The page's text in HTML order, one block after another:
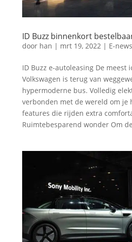
ID Buzz binnenkort
door han | mrt 19, 2022| E-news
ID Buzz e-autoleasing De meest
Volkswagen is terug van
hypermoderne bus. Volledig
verbonden met de wereld om je
features die rijden extra
Ruimtebesparend wonder Om